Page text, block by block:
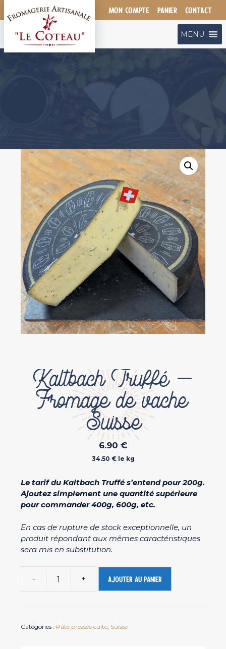
au
MON COMPTE PANIER CONTACT
MENU
Kaltbach Truffé –
Fromage de vache
Suisse
6.90 €
34.50 € le kg
Le tarif du Kaltbach Truffé s’entend pour 200g.
Ajoutez simplement une quantité supérieure
pour commander 400g, 600g, etc.
En cas de rupture de stock exceptionnelle, un
produit répondant aux mêmes caractéristiques
sera mis en substitution.
-
quantité
de
Kaltbach
-
+ Ajouter au panier
Catégories : Pâte pressée cuite, Suisse